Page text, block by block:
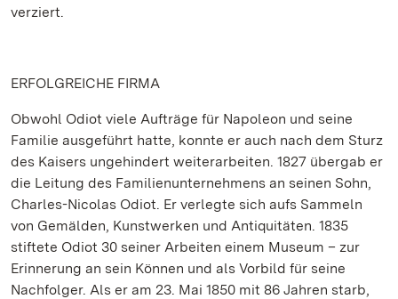
verziert.
ERFOLGREICHE FIRMA
Obwohl Odiot viele Aufträge für Napoleon und seine
Familie ausgeführt hatte, konnte er auch nach dem Sturz
des Kaisers ungehindert weiterarbeiten. 1827 übergab er
die Leitung des Familienunternehmens an seinen Sohn,
Charles-Nicolas Odiot. Er verlegte sich aufs Sammeln
von Gemälden, Kunstwerken und Antiquitäten. 1835
stiftete Odiot 30 seiner Arbeiten einem Museum – zur
Erinnerung an sein Können und als Vorbild für seine
Nachfolger. Als er am 23. Mai 1850 mit 86 Jahren starb,